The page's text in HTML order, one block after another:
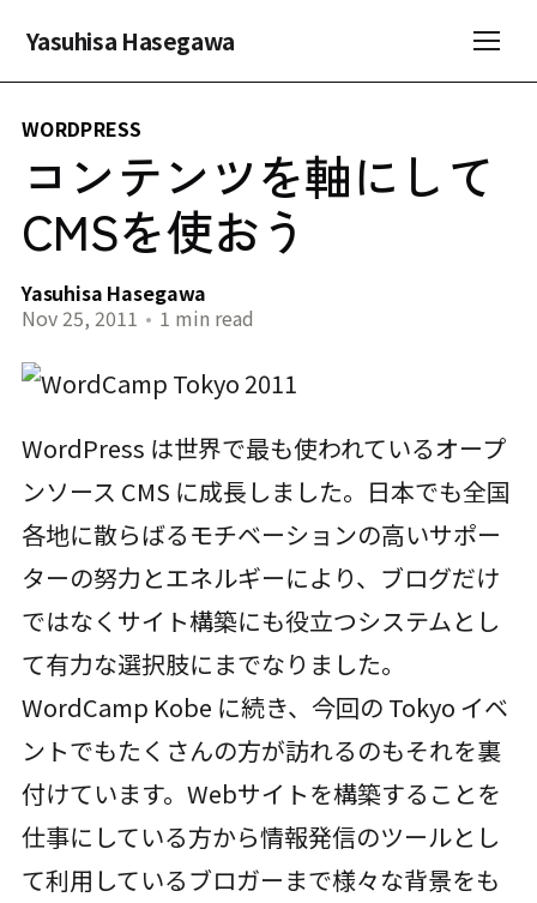
Yasuhisa Hasegawa
WORDPRESS
コンテンツを軸にして
CMSを使おう
Yasuhisa Hasegawa
Nov 25, 2011 • 1 min read
WordPress は世界で最も使われているオープ
ンソース CMS に成長しました。日本でも全国
各地に散らばるモチベーションの高いサポー
ターの努力とエネルギーにより、ブログだけ
ではなくサイト構築にも役立つシステムとし
て有力な選択肢にまでなりました。
WordCamp Kobe に続き、今回の Tokyo イベ
ントでもたくさんの方が訪れるのもそれを裏
付けています。Webサイトを構築することを
仕事にしている方から情報発信のツールとし
て利用しているブロガーまで様々な背景をも